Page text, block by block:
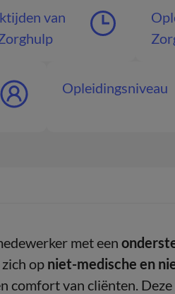
van
Opleidingsniveau
met een
op niet-medische en
comfort van cliënten.